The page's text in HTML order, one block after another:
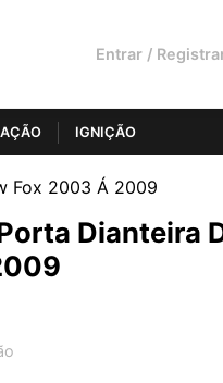
Entrar /
IGNIÇÃO
Fox 2003 Á 2009
Dianteira